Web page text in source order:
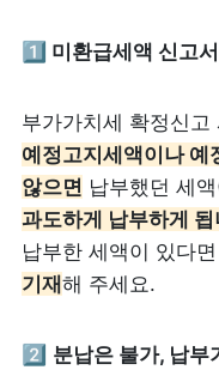
1️⃣ 미환급세액 신고
부가가치세 확정신고
예정고지세액이나 예
않으면 납부했던 세
과도하게 납부하게
납부한 세액이 있다면
기재해 주세요.
2️⃣ 분납은 불가, 납부